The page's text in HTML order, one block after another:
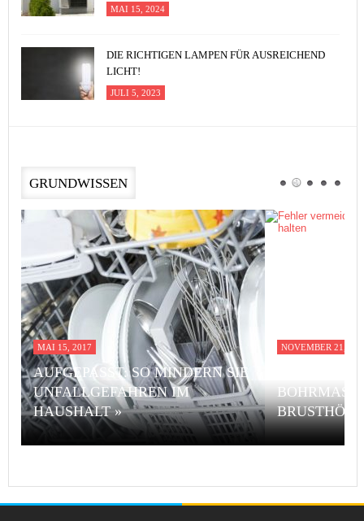
MAI 15, 2024
DIE RICHTIGEN LAMPEN FÜR AUSREICHEND
LICHT!
JULI 5, 2023
GRUNDWISSEN
MAI 15, 2017
AUFGEPASST: SO MINDERN SIE
UNFALLGEFAHREN IM
HAUSHALT »
NOVEMBER 21,